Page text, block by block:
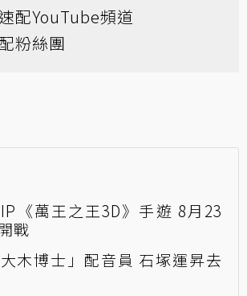
配YouTube頻道
粉絲團
《萬王之王3D》手遊 8月23
戰
木博士」配音員 石塚運昇去